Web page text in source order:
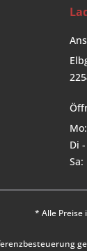
Mo:
Di
Sa:
* Alle Preise